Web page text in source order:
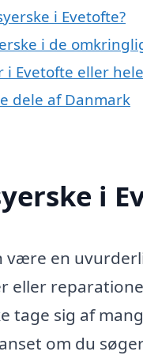
i Evetofte?
i de
i Evetofte eller
dele af Danmark
i
være en
eller
tage sig af
om du